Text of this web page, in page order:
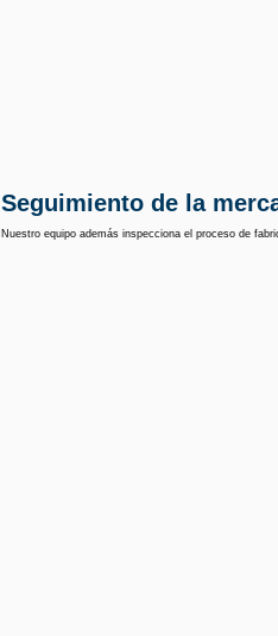
Seguimiento de la
Nuestro equipo además inspecciona el proceso de